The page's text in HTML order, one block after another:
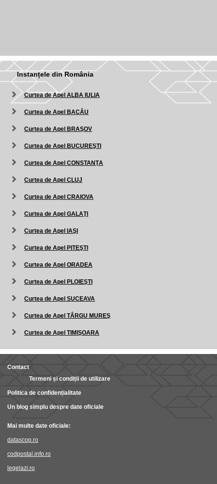
Instanțele din România
Curtea de Apel ALBA IULIA
Curtea de Apel BACĂU
Curtea de Apel BRAŞOV
Curtea de Apel BUCUREŞTI
Curtea de Apel CONSTANŢA
Curtea de Apel CLUJ
Curtea de Apel CRAIOVA
Curtea de Apel GALAŢI
Curtea de Apel IAŞI
Curtea de Apel PITEŞTI
Curtea de Apel ORADEA
Curtea de Apel PLOIEŞTI
Curtea de Apel SUCEAVA
Curtea de Apel TÂRGU MUREŞ
Curtea de Apel TIMIŞOARA
Contact
Termeni și condiții de utilizare
Politica de confidențialitate
Un blog simplu despre date oficiale
Mai multe date oficiale:
datascop.ro
codpostal.info.ro
legelazi.ro